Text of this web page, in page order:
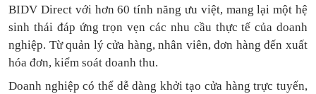
BIDV Direct với hơn 60 tính năng ưu việt, mang lại một hệ
sinh thái đáp ứng trọn vẹn các nhu cầu thực tế của doanh
nghiệp. Từ quản lý cửa hàng, nhân viên, đơn hàng đến xuất
hóa đơn, kiểm soát doanh thu.
Doanh nghiệp có thể dễ dàng khởi tạo cửa hàng trực tuyến,